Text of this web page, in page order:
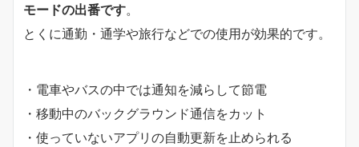
モードの出番です。
とくに通勤・通学や旅行などでの使用が効果的です。
・電車やバスの中では通知を減らして節電
・移動中のバックグラウンド通信をカット
・使っていないアプリの自動更新を止められる